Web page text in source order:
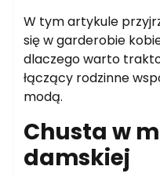
W tym artykule
się w garderobie
dlaczego warto
łączący rodzinne
modą.
Chusta w
damskiej